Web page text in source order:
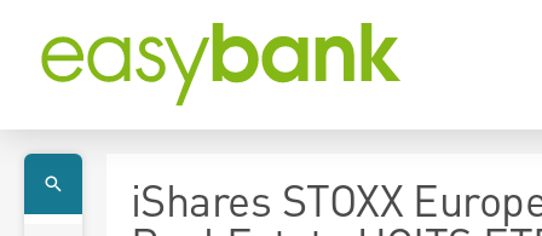
iShares STOXX